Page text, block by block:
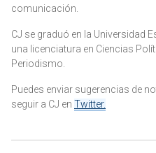
comunicación.
CJ se graduó en la Universidad
una licenciatura en Ciencias
Periodismo.
Puedes enviar sugerencias de
seguir a CJ en Twitter.